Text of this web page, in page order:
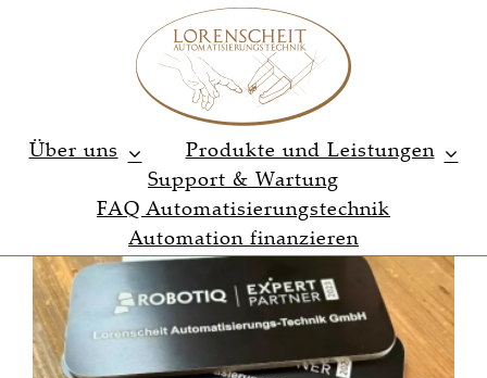
Über uns
Produkte und Leistungen
Support & Wartung
FAQ Automatisierungstechnik
Automation finanzieren